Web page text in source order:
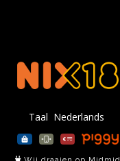
Taal